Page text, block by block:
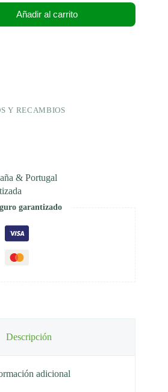
Añadir al carrito
Y RECAMBIOS
& Portugal
garantizado
Descripción
adicional